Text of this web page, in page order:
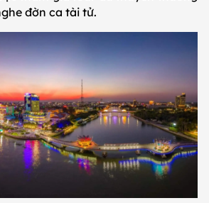
đờn ca tài tử.